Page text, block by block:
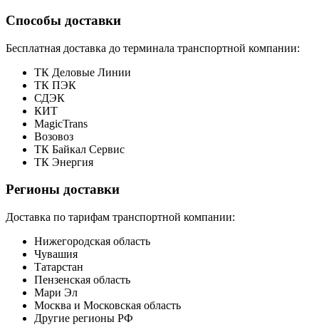
Способы доставки
Бесплатная доставка до терминала транспортной компании:
ТК Деловые Линии
ТК ПЭК
СДЭК
КИТ
MagicTrans
Возовоз
ТК Байкал Сервис
ТК Энергия
Регионы доставки
Доставка по тарифам транспортной компании:
Нижегородская область
Чувашия
Татарстан
Пензенская область
Мари Эл
Москва и Московская область
Другие регионы РФ